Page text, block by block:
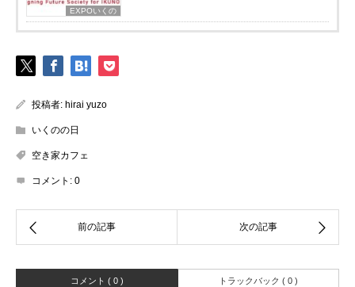
EXPOいくの
投稿者: hirai yuzo
いくのの日
空き家カフェ
コメント: 0
コメント ( 0 ) トラックバック ( 0 )